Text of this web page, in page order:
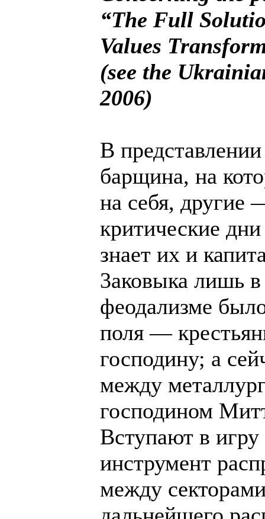
“The Full
Values
(see the
2006)
В
барщина, на
на себя, другие
критические
знает их и
3аковыка лишь
феодализме
поля —
господину; а
между
господином
Вступают в
инструмент
между